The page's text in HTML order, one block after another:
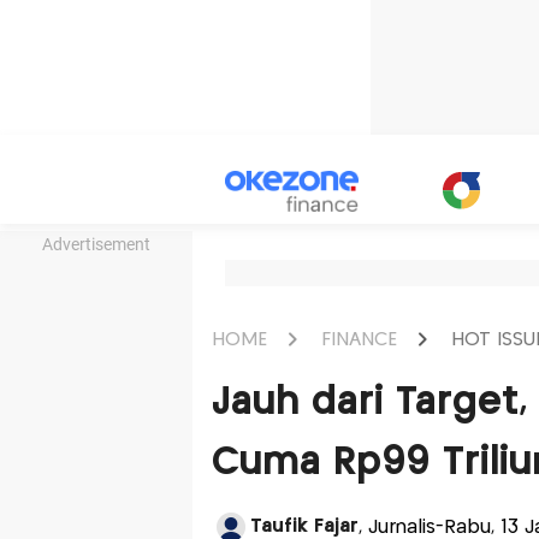
Advertisement
HOME FINANCE HOT
Jauh dari Target,
Cuma Rp99
Taufik Fajar, Jurnalis-Rabu, 13